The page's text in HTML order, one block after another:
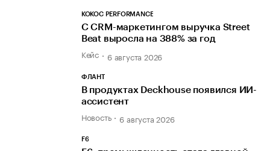
KOKOC PERFORMANCE
С CRM-маркетингом выручка Street
Beat выросла на 388% за год
Кейс 6 августа 2026
ФЛАНТ
В продуктах Deckhouse появился ИИ-
ассистент
Новость 6 августа 2026
F6